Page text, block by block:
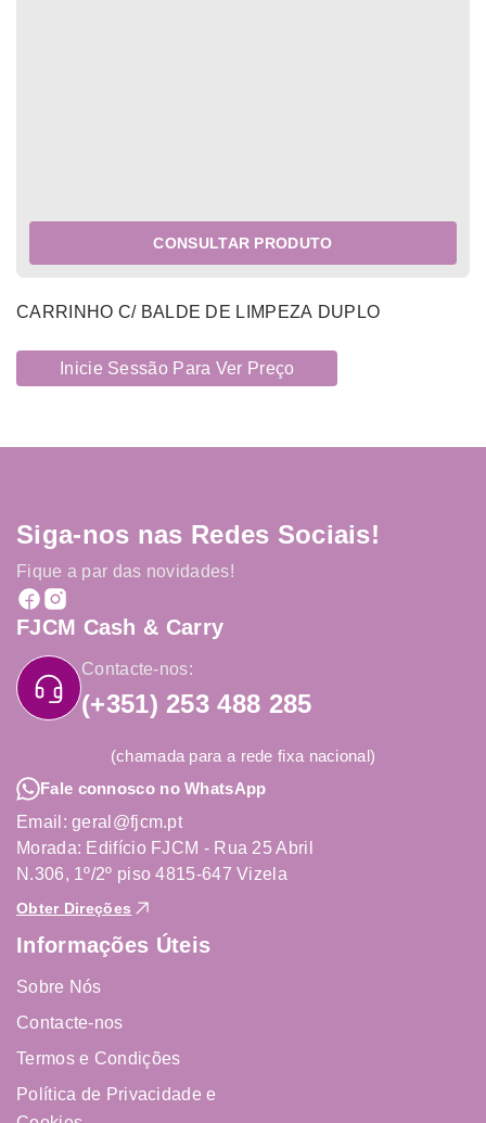
CONSULTAR PRODUTO
CARRINHO C/ BALDE DE LIMPEZA DUPLO
Inicie Sessão Para Ver Preço
Siga-nos nas Redes Sociais!
Fique a par das novidades!
FJCM Cash & Carry
Contacte-nos:
(+351) 253 488 285
(chamada para a rede fixa nacional)
Fale connosco no WhatsApp
Email: geral@fjcm.pt
Morada: Edifício FJCM - Rua 25 Abril
N.306, 1º/2º piso 4815-647 Vizela
Obter Direções
Informações Úteis
Sobre Nós
Contacte-nos
Termos e Condições
Política de Privacidade e